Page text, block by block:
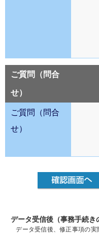
ご質問（問合
せ）
ご質問（問合
せ）
データ受信後（事務手続き
データ受信後、修正事項の